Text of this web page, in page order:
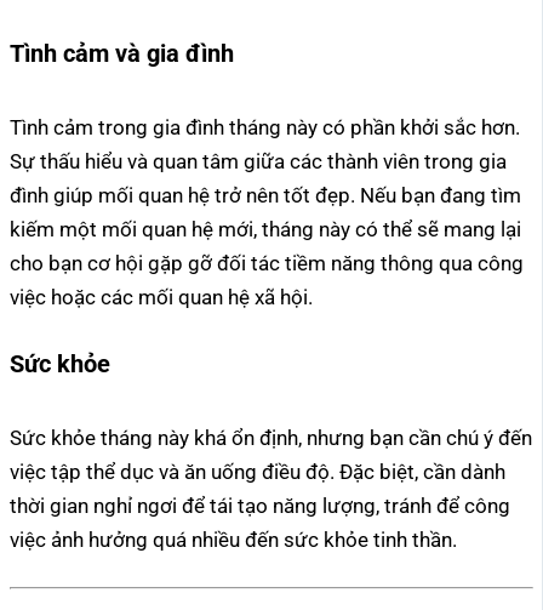
Tình cảm và gia đình
Tình cảm trong gia đình tháng này có phần khởi sắc hơn.
Sự thấu hiểu và quan tâm giữa các thành viên trong gia
đình giúp mối quan hệ trở nên tốt đẹp. Nếu bạn đang tìm
kiếm một mối quan hệ mới, tháng này có thể sẽ mang lại
cho bạn cơ hội gặp gỡ đối tác tiềm năng thông qua công
việc hoặc các mối quan hệ xã hội.
Sức khỏe
Sức khỏe tháng này khá ổn định, nhưng bạn cần chú ý đến
việc tập thể dục và ăn uống điều độ. Đặc biệt, cần dành
thời gian nghỉ ngơi để tái tạo năng lượng, tránh để công
việc ảnh hưởng quá nhiều đến sức khỏe tinh thần.